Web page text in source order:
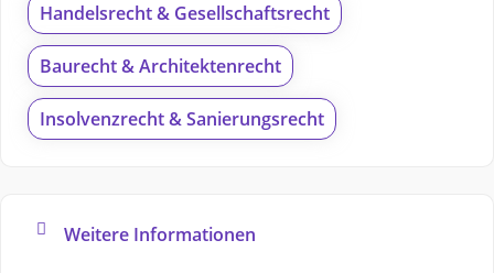
Handelsrecht & Gesellschaftsrecht
Baurecht & Architektenrecht
Insolvenzrecht & Sanierungsrecht
Weitere Informationen